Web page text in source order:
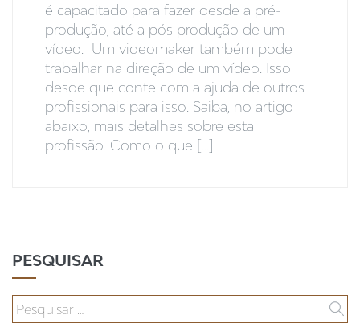
é capacitado para fazer desde a pré-
produção, até a pós produção de um
vídeo. Um videomaker também pode
trabalhar na direção de um vídeo. Isso
desde que conte com a ajuda de outros
profissionais para isso. Saiba, no artigo
abaixo, mais detalhes sobre esta
profissão. Como o que [...]
PESQUISAR